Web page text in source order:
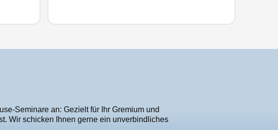
Seminare an: Gezielt für Ihr Gremium und
Wir schicken Ihnen gerne ein unverbindliches